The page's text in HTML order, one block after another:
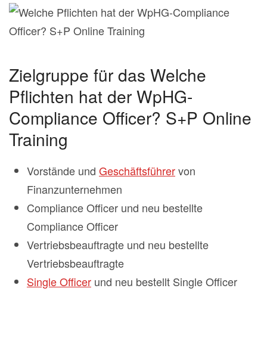
Zielgruppe für das Welche
Pflichten hat der WpHG-
Compliance Officer? S+P Online
Training
Vorstände und Geschäftsführervon
Finanzunternehmen
Compliance Officer und neu bestellte
Compliance Officer
Vertriebsbeauftragte und neu bestellte
Vertriebsbeauftragte
Single Officer und neu bestellt Single Officer